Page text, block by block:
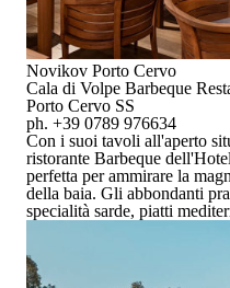
Novikov Porto Cervo
Cala di Volpe Barbeque
Porto Cervo SS
ph. +39 0789 976634
Con i suoi tavoli all'aperto
ristorante Barbeque
perfetta per ammirare la
della baia. Gli abbondanti
specialità sarde, piatti